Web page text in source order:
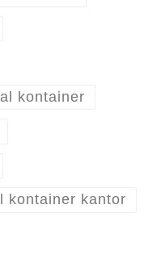
kontainer
kontainer kantor